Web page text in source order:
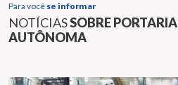
Para você se informar
NOTÍCIASSOBRE PORTARIA
AUTÔNOMA